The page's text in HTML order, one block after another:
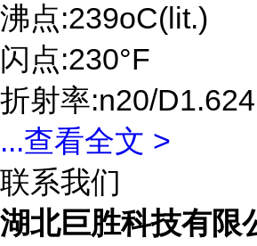
沸点:239oC(lit.)
闪点:230°F
折射率:n20/
...查看全文 >
联系我们
湖北巨胜科技有限